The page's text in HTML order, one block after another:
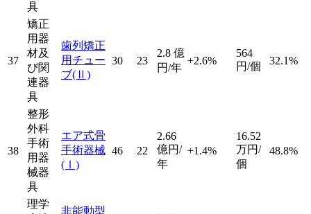
具
37
矯正
用器
材及
び関
連器
具
歯列矯正
用チュー
ブ(Ⅱ)
30 23
2.8 億
円/年
+2.6%
564
円/個
32.1%
38
整形
外科
手術
用器
械器
具
エア式骨
手術器械
(Ⅰ)
46 22
2.66
億円/
年
+1.4%
16.52
万円/
個
48.8%
理学
非能動型